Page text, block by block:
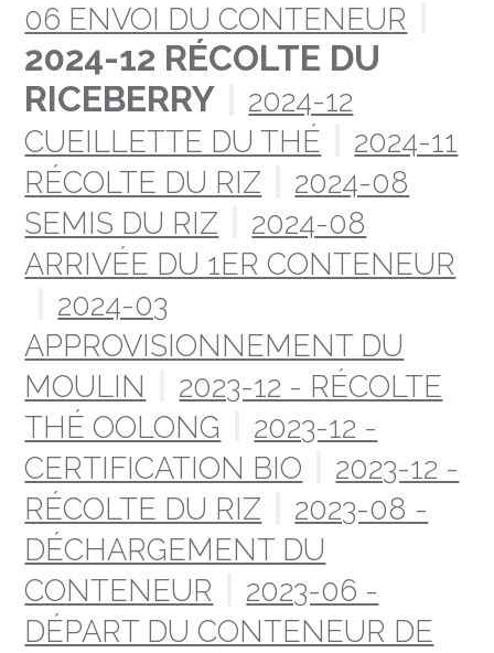
06 ENVOI DU CONTENEUR
2024-12 RÉCOLTE DU
RICEBERRY
2024-12
CUEILLETTE DU THÉ
2024-11
RÉCOLTE DU RIZ
2024-08
SEMIS DU RIZ
2024-08
ARRIVÉE DU 1ER CONTENEUR
2024-03
APPROVISIONNEMENT DU
MOULIN
2023-12 - RÉCOLTE
THÉ OOLONG
2023-12 -
CERTIFICATION BIO
2023-12 -
RÉCOLTE DU RIZ
2023-08 -
DÉCHARGEMENT DU
CONTENEUR
2023-06 -
DÉPART DU CONTENEUR DE